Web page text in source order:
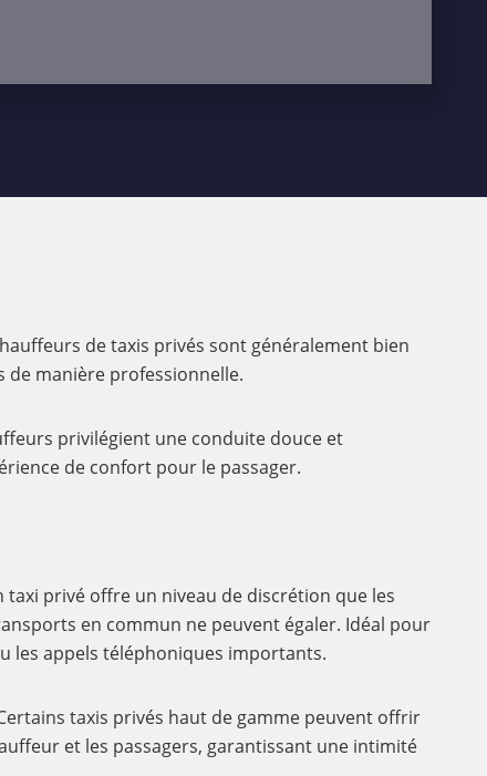
de taxis privés sont généralement bien
manière professionnelle.
privilégient une conduite douce et
de confort pour le passager.
taxi privé offre un niveau de discrétion que les
en commun ne peuvent égaler. Idéal pour
les appels téléphoniques importants.
taxis privés haut de gamme peuvent offrir
et les passagers, garantissant une intimité